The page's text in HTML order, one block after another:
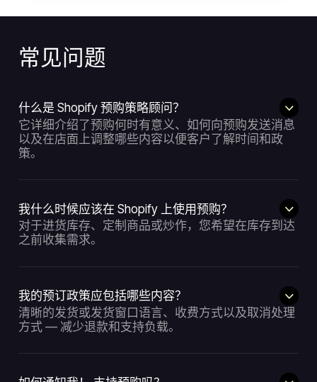
常见问题
什么是 Shopify 预购策略顾问？
它详细介绍了预购何时有意义、如何向预购发送消息
以及在店面上调整哪些内容以便客户了解时间和政
策。
我什么时候应该在 Shopify 上使用预购？
对于进货库存、定制商品或炒作，您希望在库存到达
之前收集需求。
我的预订政策应包括哪些内容？
清晰的发货或发货窗口语言、收费方式以及取消处理
方式 — 减少退款和支持负载。